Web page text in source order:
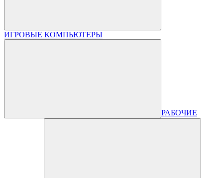
ИГРОВЫЕ КОМПЬЮТЕРЫ
РАБОЧИЕ